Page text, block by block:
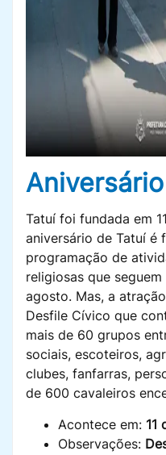
Tatuí foi fundada em
aniversário de Tatuí é
programação de
religiosas que
agosto. Mas, a
Desfile Cívico que
mais de 60 grupos
sociais, escoteiros,
clubes, fanfarras,
de 600 cavaleiros
Acontece em: 11
Observações: